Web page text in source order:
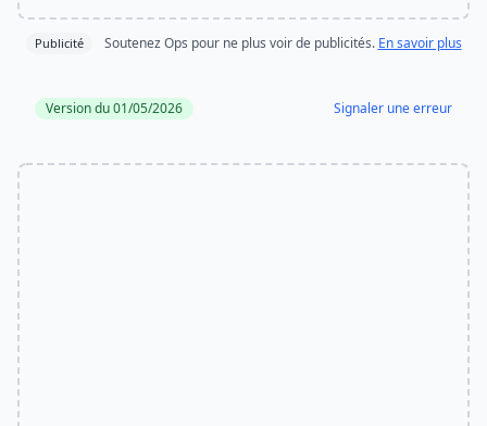
Publicité Soutenez Ops pour ne plus voir de publicités. En savoir plus
Version du 01/05/2026 Signaler une erreur